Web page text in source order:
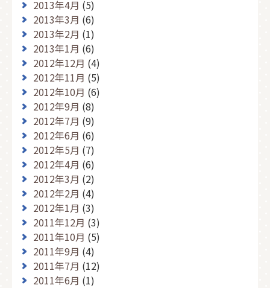
2013年4月 (5)
2013年3月 (6)
2013年2月 (1)
2013年1月 (6)
2012年12月 (4)
2012年11月 (5)
2012年10月 (6)
2012年9月 (8)
2012年7月 (9)
2012年6月 (6)
2012年5月 (7)
2012年4月 (6)
2012年3月 (2)
2012年2月 (4)
2012年1月 (3)
2011年12月 (3)
2011年10月 (5)
2011年9月 (4)
2011年7月 (12)
2011年6月 (1)